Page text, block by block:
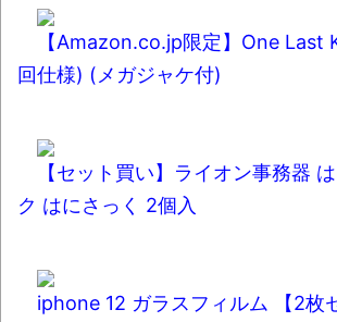
【Amazon.co.jp限定】One Last
回仕様) (メガジャケ付)
【セット買い】ライオン事務器
ク はにさっく 2個入
iphone 12 ガラスフィルム 【2枚